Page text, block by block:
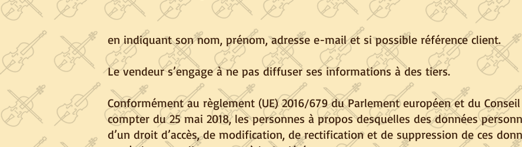
en indiquant son nom, prénom, adresse e-mail et si possible référence client.
Le vendeur s’engage à ne pas diffuser ses informations à des tiers.
Conformément au règlement (UE) 2016/679 du Parlement européen et du
compter du 25 mai 2018, les personnes à propos desquelles des données
d’un droit d’accès, de modification, de rectification et de suppression de ces